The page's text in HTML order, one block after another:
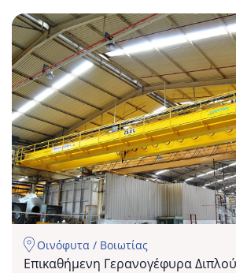
Επικαθήμενη
Γερανογέφυρα
Διπλού
Φορέα
25/20tn
Symetal
Οινόφυτα / Βοιωτίας
Επικαθήμενη Γερανογέφυρα